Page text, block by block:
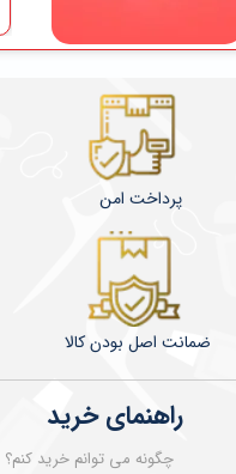
راهنمای خرید
چگونه می توانم خرید کنم؟
ضمانت اصل بودن کالا
پرداخت امن